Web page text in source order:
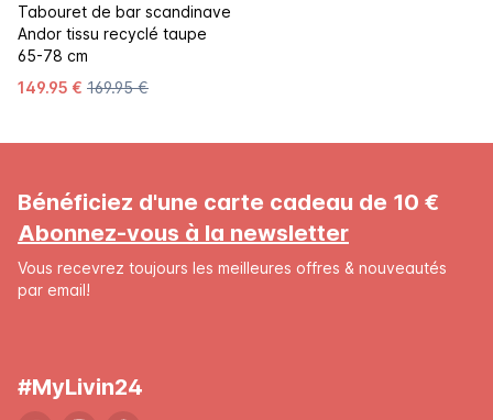
Tabouret de bar scandinave
Andor tissu recyclé taupe
65-78 cm
149.95 € 169.95 €
Bénéficiez d'une carte cadeau de 10 €
Abonnez-vous à la newsletter
Vous recevrez toujours les meilleures offres & nouveautés
par email!
#MyLivin24